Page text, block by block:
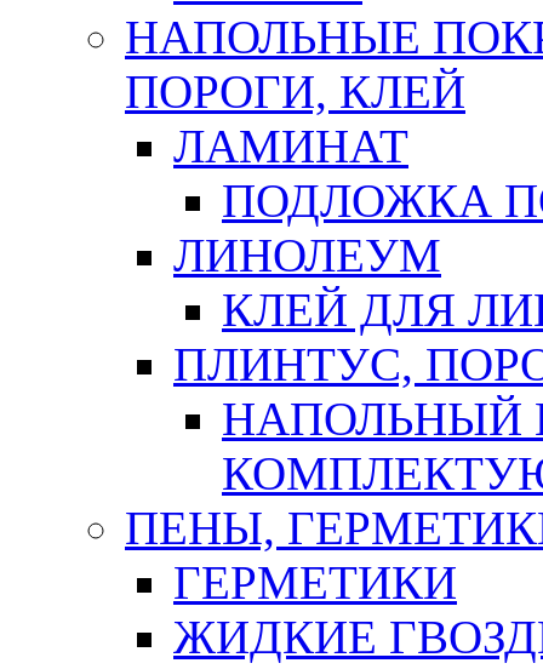
НАПОЛЬНЫЕ
ПОРОГИ, КЛЕЙ
ЛАМИНАТ
ПОДЛОЖКА
ЛИНОЛЕУМ
КЛЕЙ ДЛЯ
ПЛИНТУС,
НАПОЛЬНЫЙ
ПЕНЫ,
ГЕРМЕТИКИ
ЖИДКИЕ